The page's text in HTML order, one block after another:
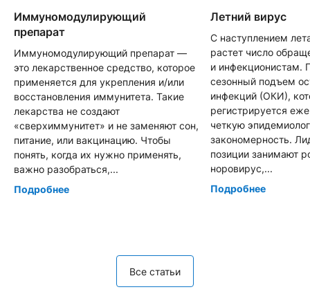
Иммуномодулирующий
препарат
Иммуномодулирующий препарат —
это лекарственное средство, которое
применяется для укрепления и/или
восстановления иммунитета. Такие
лекарства не создают
«сверхиммунитет» и не заменяют сон,
питание, или вакцинацию. Чтобы
понять, когда их нужно применять,
важно разобраться,...
Подробнее
Летний вирус
С наступлением
растет число
и инфекционистам.
сезонный подъем
инфекций (ОКИ),
регистрируется
четкую
закономерность.
позиции занимают
норовирус,...
Подробнее
Все статьи